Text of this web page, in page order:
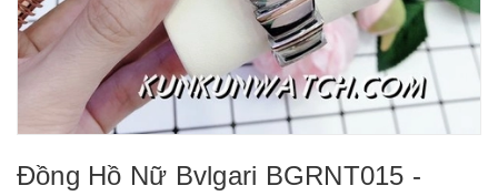
Đồng Hồ Nữ Bvlgari BGRNT015 -